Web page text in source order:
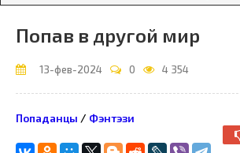
Попав в другой мир
13-фев-2024 0 4 354
Попаданцы / Фэнтэзи